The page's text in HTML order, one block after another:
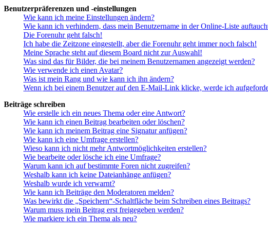
Benutzerpräferenzen und -einstellungen
Wie kann ich meine Einstellungen ändern?
Wie kann ich verhindern, dass mein Benutzername in der Online-Liste
Die Forenuhr geht falsch!
Ich habe die Zeitzone eingestellt, aber die Forenuhr geht immer noch falsch!
Meine Sprache steht auf diesem Board nicht zur Auswahl!
Was sind das für Bilder, die bei meinem Benutzernamen angezeigt werden?
Wie verwende ich einen Avatar?
Was ist mein Rang und wie kann ich ihn ändern?
Wenn ich bei einem Benutzer auf den E-Mail-Link klicke, werde ich
Beiträge schreiben
Wie erstelle ich ein neues Thema oder eine Antwort?
Wie kann ich einen Beitrag bearbeiten oder löschen?
Wie kann ich meinem Beitrag eine Signatur anfügen?
Wie kann ich eine Umfrage erstellen?
Wieso kann ich nicht mehr Antwortmöglichkeiten erstellen?
Wie bearbeite oder lösche ich eine Umfrage?
Warum kann ich auf bestimmte Foren nicht zugreifen?
Weshalb kann ich keine Dateianhänge anfügen?
Weshalb wurde ich verwarnt?
Wie kann ich Beiträge den Moderatoren melden?
Was bewirkt die „Speichern“-Schaltfläche beim Schreiben eines Beitrags?
Warum muss mein Beitrag erst freigegeben werden?
Wie markiere ich ein Thema als neu?